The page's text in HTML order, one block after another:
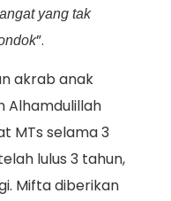
yang tak
”.
akrab anak
Alhamdulillah
MTs selama 3
lulus 3 tahun,
Mifta diberikan